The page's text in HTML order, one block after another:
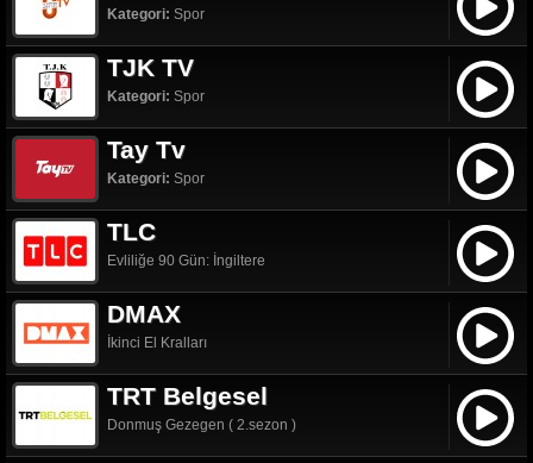
Kategori: Spor
TJK TV
Kategori: Spor
Tay Tv
Kategori: Spor
TLC
Evliliğe 90 Gün: İngiltere
DMAX
İkinci El Kralları
TRT Belgesel
Donmuş Gezegen ( 2.sezon )